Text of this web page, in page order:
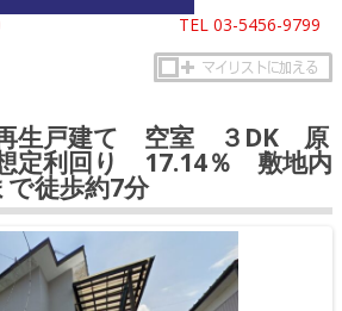
TEL 03-5456-9799
生戸建て 空室 ３DK 原
定利回り 17.14％ 敷地内
徒歩約7分